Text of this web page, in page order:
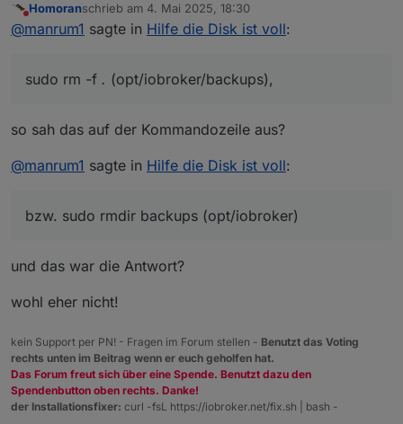
sudo rm -f *.* (opt/iobroker/backups),
Nicht stören
Homoranschrieb am 4. Mai 2025, 18:30
zuletzt editiert von
@manrum1 sagte in Hilfe die Disk ist voll:
sudo rm -f . (opt/iobroker/backups),
so sah das auf der Kommandozeile aus?
@manrum1 sagte in Hilfe die Disk ist voll:
bzw. sudo rmdir backups (opt/iobroker)
und das war die Antwort?
wohl eher nicht!
kein Support per PN! - Fragen im Forum stellen - Benutzt das Voting
rechts unten im Beitrag wenn er euch geholfen hat.
Das Forum freut sich über eine Spende. Benutzt dazu den
Spendenbutton oben rechts. Danke!
der Installationsfixer: curl -fsL https://iobroker.net/fix.sh | bash -